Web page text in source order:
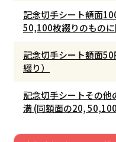
記念切手シート額面
50,100枚綴りのものに
記念切手シート額面
綴り）
記念切手シートその
満 (同額面の20,